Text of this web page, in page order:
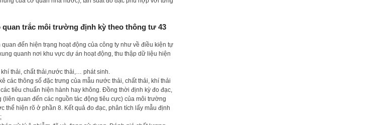
trắc môi trường định kỳ theo thông tư 43
quan đến hiện trạng hoạt động của công ty như về điều kiện tự
quanh nơi khu vực dự án hoạt động, thu thập dữ liệu hiện
thải, chất thải,nước thải,… phát sinh.
các thông số đặc trưng của mẫu nước thải, chất thải, khí thải
tiêu chuẩn hiện hành hay không. Đồng thời định kỳ đo đạc,
quan đến các nguồn tác động tiêu cực) của môi trường
thể hiện rõ ở phần 8. Kết quả đo đạc, phân tích lấy mẫu định